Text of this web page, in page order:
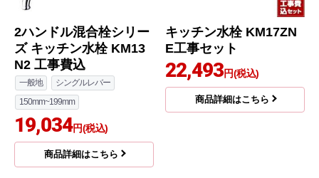
2ハンドル混合栓シリー
ズ キッチン水栓 KM13
N2 工事費込
一般地
シングルレバー
150mm~199mm
19,034円(税込)
商品詳細はこちら
キッチン水栓 KM17ZN
E工事セット
22,493円(税込)
商品詳細はこちら